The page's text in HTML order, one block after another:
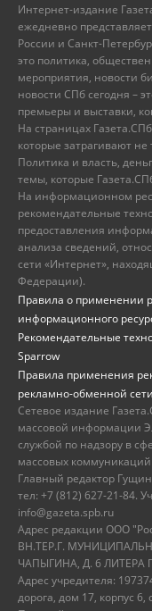
Интернет-издание
ежедневно
России и Санкт-
это политика,
мероприятия, новости
новости СПб сегодня –
премьеры и выставки,
На страницах
которые затрагивают
Политика и власть,
темы, которые
На информационном
рекомендательные
предоставления
анализа сведений,
сети «Интернет»,
Федерации).
Правила о применении
информационного
Рекомендательные
Sparrow
Правила применения
рекламно-обменной
Сетевое издание
массовой информации
службой по надзору в
массовых коммуникаций
Главный редактор
тел: +7 (812) 627-21-84.
info@gazeta.spb.ru
Адрес редакции ООО
ВН.ТЕР.Г.
ЧАПЫГИНА, Д. 6 ЛИТЕРА
Адрес учредителя:
дорога, дом 17, корпус